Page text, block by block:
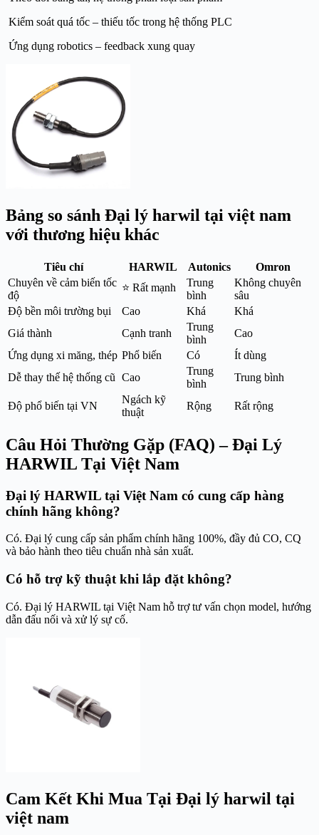
Kiểm soát quá tốc – thiếu tốc trong hệ thống PLC
Ứng dụng robotics – feedback xung quay
Bảng so sánh Đại lý harwil tại việt nam
với thương hiệu khác
Tiêu chí HARWIL Autonics
Omron
Chuyên về cảm biến tốc
độ
⭐ Rất mạnh
Trung
bình
Không chuyên
sâu
Độ bền môi trường bụi
Cao Khá
Khá
Giá thành
Cạnh tranh
Trung
bình
Cao
Ứng dụng xi măng, thép Phổ biến Có
Ít dùng
Dễ thay thế hệ thống cũ Cao
Trung
bình
Trung bình
Độ phổ biến tại VN
Ngách kỹ
thuật
Rộng Rất rộng
Câu Hỏi Thường Gặp (FAQ) – Đại Lý
HARWIL Tại Việt Nam
Đại lý HARWIL tại Việt Nam có cung cấp hàng
chính hãng không?
Có. Đại lý cung cấp sản phẩm chính hãng 100%, đầy đủ CO, CQ
và bảo hành theo tiêu chuẩn nhà sản xuất.
Có hỗ trợ kỹ thuật khi lắp đặt không?
Có. Đại lý HARWIL tại Việt Nam hỗ trợ tư vấn chọn model, hướng
dẫn đấu nối và xử lý sự cố.
Cam Kết Khi Mua Tại Đại lý harwil tại
việt nam